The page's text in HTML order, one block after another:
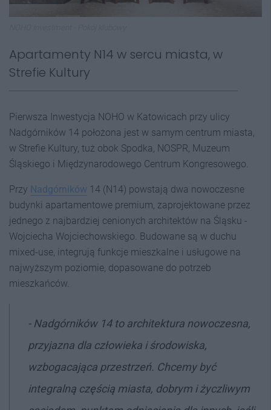
Apartamenty N14 w sercu miasta, w
Strefie Kultury
Pierwsza Inwestycja NOHO w Katowicach przy ulicy
Nadgórników 14 położona jest w samym centrum miasta,
w Strefie Kultury, tuż obok Spodka, NOSPR, Muzeum
Śląskiego i Międzynarodowego Centrum Kongresowego.
Przy Nadgórników 14 (N14) powstają dwa nowoczesne
budynki apartamentowe premium, zaprojektowane przez
jednego z najbardziej cenionych architektów na Śląsku -
Wojciecha Wojciechowskiego. Budowane są w duchu
mixed-use, integrują funkcje mieszkalne i usługowe na
najwyższym poziomie, dopasowane do potrzeb
mieszkańców.
- Nadgórników 14 to architektura nowoczesna,
przyjazna dla człowieka i środowiska,
wzbogacająca przestrzeń. Chcemy być
integralną częścią miasta, dobrym i życzliwym